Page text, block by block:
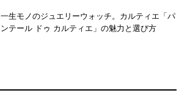
一生モノのジュエリーウォッチ。カルティエ「パ
ンテール ドゥ カルティエ」の魅力と選び方